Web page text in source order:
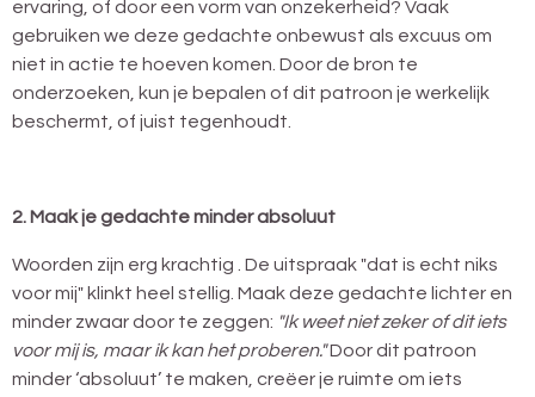
ervaring, of door een vorm van onzekerheid? Vaak
gebruiken we deze gedachte onbewust als excuus om
niet in actie te hoeven komen. Door de bron te
onderzoeken, kun je bepalen of dit patroon je werkelijk
beschermt, of juist tegenhoudt.
2. Maak je gedachte minder absoluut
Woorden zijn erg krachtig . De uitspraak "dat is echt niks
voor mij" klinkt heel stellig. Maak deze gedachte lichter en
minder zwaar door te zeggen: "Ik weet niet zeker of dit iets
voor mij is, maar ik kan het proberen."Door dit patroon
minder ‘absoluut’ te maken, creëer je ruimte om iets